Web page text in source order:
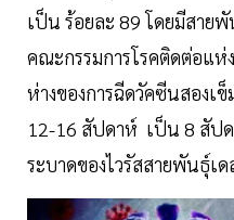
เป็น ร้อยละ 89 โดยมีสาย
คณะกรรมการโรคติดต่อแห่
ห่างของการฉีดวัคซีนสองเ
12-16 สัปดาห์ เป็น 8 สัป
ระบาดของไวรัสสายพันธุ์เด